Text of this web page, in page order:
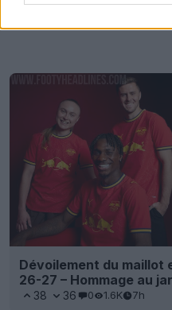
Dévoilement du maillot
26-27 – Hommage au
38 36 0 1.6K 7h